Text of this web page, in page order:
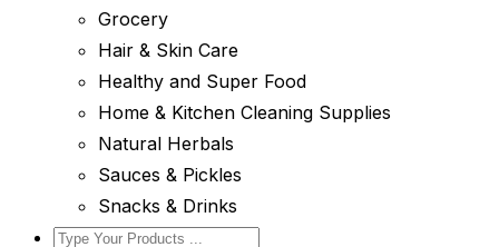
Grocery
Hair & Skin Care
Healthy and Super Food
Home & Kitchen Cleaning Supplies
Natural Herbals
Sauces & Pickles
Snacks & Drinks